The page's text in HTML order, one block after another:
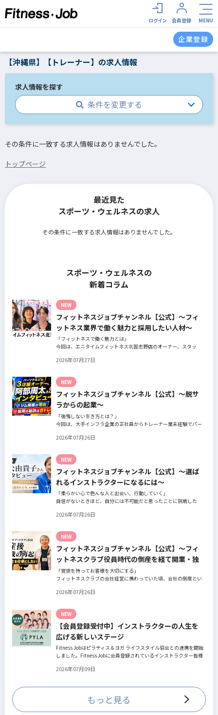
ログイン 会員登録 MENU
企業登録
【沖縄県】【トレーナー】の求人情報
求人情報を探す
条件を変更する
その条件に一致する求人情報はありませんでした。
トップページ
最近見た
スポーツ・ウェルネスの求人
その条件に一致する求人情報はありませんでした。
スポーツ・ウェルネスの
新着コラム
NEW
フィットネスジョブチャンネル【公式】～フィ
ットネス業界で働く魅力と採用したい人材～
「フィットネスで働く魅力とは」
今回は、エニタイムフィットネス北習志野店のオーナー、スタッ
についてインタビュー。オーナー様からはスタッフの採用基準、実
はそのスタッフの皆様がつくる施設やフィットネスについての魅力
を語っていただきました。
2026年07月27日
NEW
フィットネスジョブチャンネル【公式】～脱サ
ラからの起業～
「後悔しない生き方とは？」
今回は、大手インフラ企業の正社員からトレーナー業未経験でパー
の阿部周大さんへインタビュー。
2026年07月26日
NEW
フィットネスジョブチャンネル【公式】～選ば
れるインストラクターになるには～
「柔らかい心で色んな人と出会い、行動していく」
自信がないときほど、自分には不可能だと思ったことに挑戦した
そんな風に自分だけでは思いつかないことを行動に移してきた結果
さん。選ばれるインストラクターになるために若松さんが取られた
行動とは？
2026年07月26日
NEW
フィットネスジョブチャンネル【公式】～フィ
ットネスクラブ役員時代の倒産を経て開業・独
立～
「覚悟を持ってお客様を大切にする」
フィットネスクラブの会社経営に携わっていた頃、会社の倒産とい
たパーソナルジム「ファントレイン」代表近藤健祐さんにインタビ
フィットネスクラブのキャンペーンや違約金制度はお客様を大切に
する仕組みだろうか！？資金が底をつく恐怖と闘いながらもお客様
との絆を築き上げた秘訣とは？
2026年07月26日
NEW
【会員登録受付中】インストラクターの人生を
広げる新しいステージ
Fitness Jobはピラティス＆ヨガ ライフスタイル協会との連携を開始
しました。Fitness Jobに会員登録されているインストラクター皆様
していきます。
2026年07月09日
もっと見る